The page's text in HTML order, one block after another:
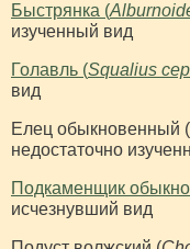
Быстрянка (
изученный вид
Голавль (Squalius
вид
Елец обыкновенный (
недостаточно
Подкаменщик
исчезнувший вид